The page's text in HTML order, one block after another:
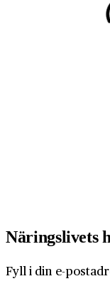
Näringslivets
Fyll i din e-